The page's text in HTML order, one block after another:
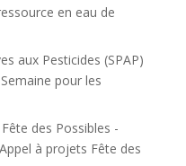
en eau de
aux Pesticides (SPAP)
Semaine pour les
des Possibles -
à projets Fête des